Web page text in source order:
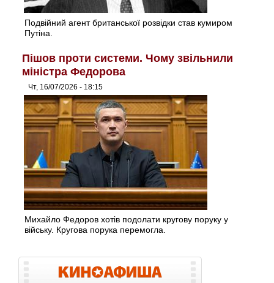
Подвійний агент британської розвідки став кумиром
Путіна.
Пішов проти системи. Чому звільнили
міністра Федорова
Чт, 16/07/2026 - 18:15
Михайло Федоров хотів подолати кругову поруку у
війську. Кругова порука перемогла.